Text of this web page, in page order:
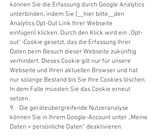
können Sie die Erfassung durch Google Analytics
unterbinden, indem Sie [__hier bitte__den
Analytics Opt-Out Link Ihrer Webseite
einfügen] klicken. Durch den Klick wird ein „Opt-
out“-Cookie gesetzt, das die Erfassung Ihrer
Daten beim Besuch dieser Webseite zukünftig
verhindert. Dieses Cookie gilt nur für unsere
Webseite und Ihren aktuellen Browser und hat
nur solange Bestand bis Sie Ihre Cookies löschen.
In dem Falle müssten Sie das Cookie erneut
setzen.
9. Die geräteübergreifende Nutzeranalyse
können Sie in Ihrem Google-Account unter „Meine
Daten > persönliche Daten“ deaktivieren.